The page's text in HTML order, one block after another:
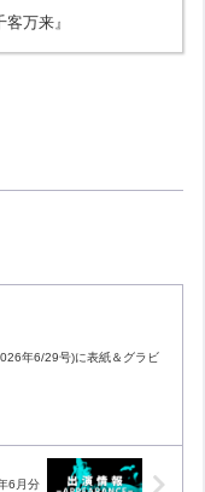
万来』
年6/29号)に表紙＆グラビ
6月分